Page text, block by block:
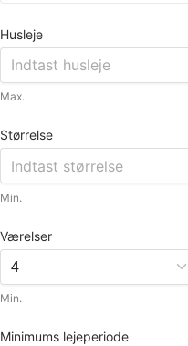
Husleje
Max.
Størrelse
Min.
Værelser
Min.
Minimums lejeperiode